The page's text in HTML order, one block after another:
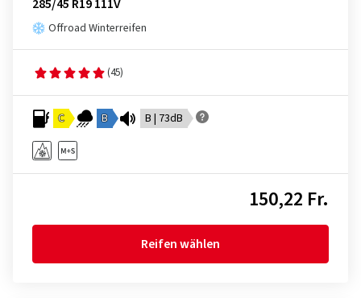
285/45 R19 111V
Offroad Winterreifen
(45)
C B B | 73dB
150,22 Fr.
Reifen wählen